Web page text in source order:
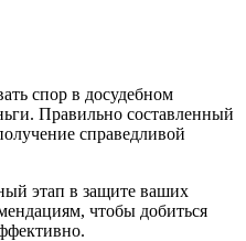
спор в досудебном
Правильно составленный
справедливой
этап в защите ваших
чтобы добиться